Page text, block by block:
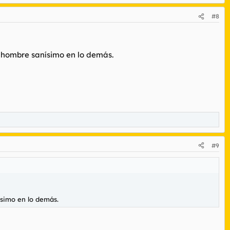
#8
sanísimo en lo demás.
#9
en lo demás.